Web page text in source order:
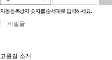
자동등록방지 숫자를 순서대로 입력하세요.
비밀글
고원길 소개